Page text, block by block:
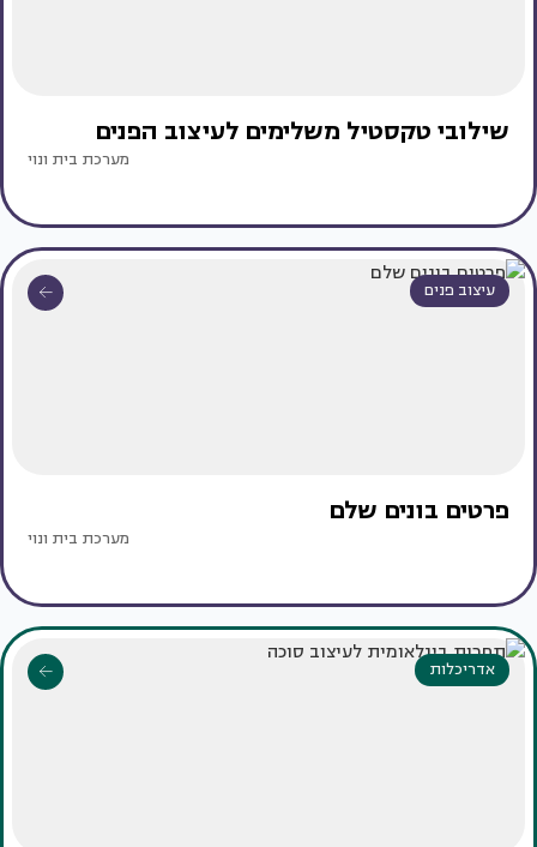
שילובי טקסטיל משלימים לעיצוב הפנים
מערכת בית ונוי
עיצוב פנים
פרטים בונים שלם
מערכת בית ונוי
אדריכלות